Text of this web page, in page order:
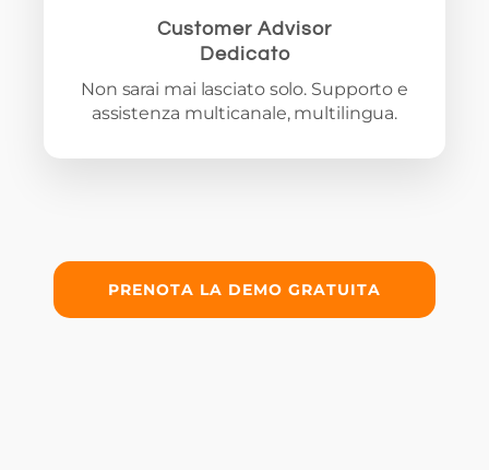
Customer Advisor
Dedicato
Non sarai mai lasciato solo. Supporto e
assistenza multicanale, multilingua.
PRENOTA LA DEMO GRATUITA